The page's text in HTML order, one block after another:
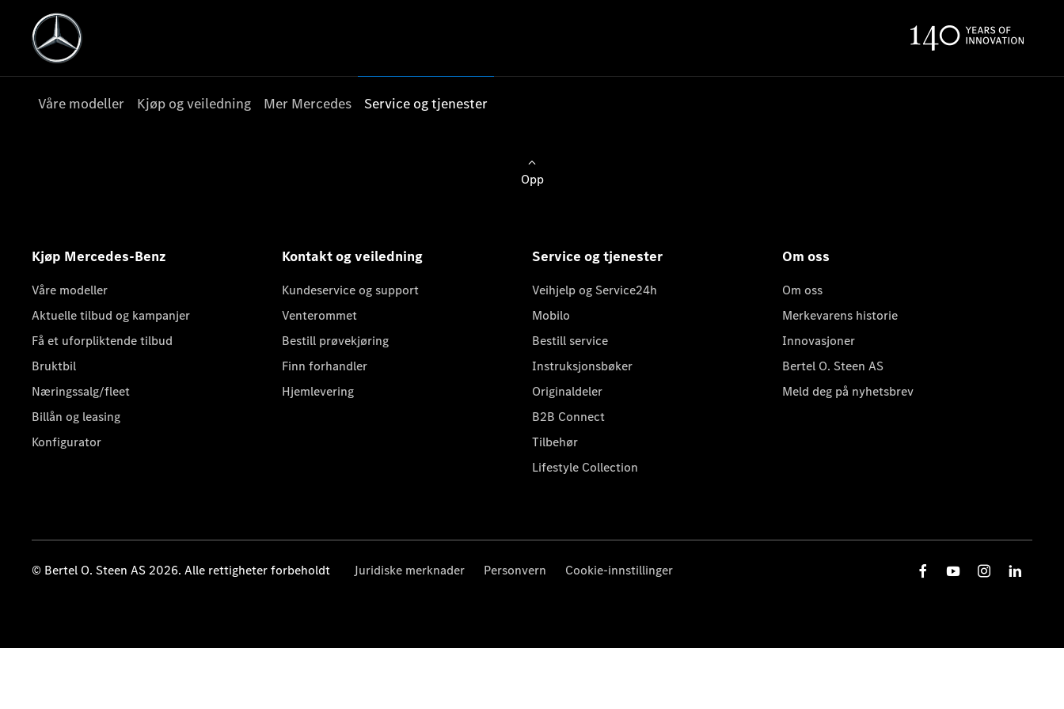
Våre modeller Kjøp og veiledning Mer Mercedes Service og tjenester
Opp
Kjøp Mercedes-Benz
Våre modeller
Aktuelle tilbud og kampanjer
Få et uforpliktende tilbud
Bruktbil
Næringssalg/fleet
Billån og leasing
Konfigurator
Kontakt og veiledning
Kundeservice og support
Venterommet
Bestill prøvekjøring
Finn forhandler
Hjemlevering
Service og tjenester
Veihjelp og Service24h
Mobilo
Bestill service
Instruksjonsbøker
Originaldeler
B2B Connect
Tilbehør
Lifestyle Collection
Om oss
Om oss
Merkevarens historie
Innovasjoner
Bertel O. Steen AS
Meld deg på nyhetsbrev
© Bertel O. Steen AS 2026. Alle rettigheter forbeholdt Juridiske merknader Personvern Cookie-innstillinger